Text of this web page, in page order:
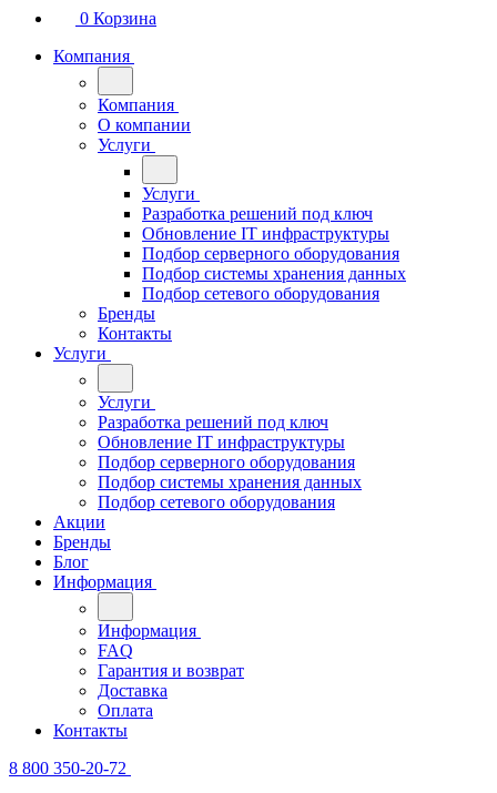
0 Корзина
Компания
Компания
О компании
Услуги
Услуги
Разработка решений под ключ
Обновление IT инфраструктуры
Подбор серверного оборудования
Подбор системы хранения данных
Подбор сетевого оборудования
Бренды
Контакты
Услуги
Услуги
Разработка решений под ключ
Обновление IT инфраструктуры
Подбор серверного оборудования
Подбор системы хранения данных
Подбор сетевого оборудования
Акции
Бренды
Блог
Информация
Информация
FAQ
Гарантия и возврат
Доставка
Оплата
Контакты
8 800 350-20-72